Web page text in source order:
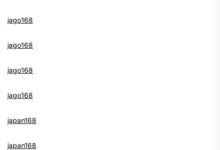
jago168
jago168
jago168
jago168
japan168
japan168